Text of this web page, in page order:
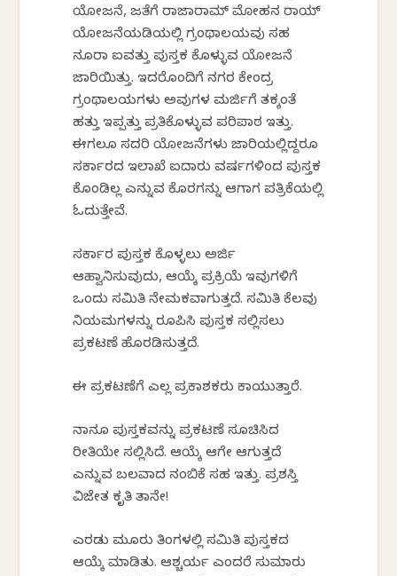
ಯೋಜನೆ, ಜತೆಗೆ ರಾಜಾರಾಮ್ ಮೋಹನ ರಾಯ್
ಯೋಜನೆಯಡಿಯಲ್ಲಿ ಗ್ರಂಥಾಲಯವು ಸಹ
ನೂರಾ ಐವತ್ತು ಪುಸ್ತಕ ಕೊಳ್ಳುವ ಯೋಜನೆ
ಜಾರಿಯಿತ್ತು. ಇದರೊಂದಿಗೆ ನಗರ ಕೇಂದ್ರ
ಗ್ರಂಥಾಲಯಗಳು ಅವುಗಳ ಮರ್ಜಿಗೆ ತಕ್ಕಂತೆ
ಹತ್ತು ಇಪ್ಪತ್ತು ಪ್ರತಿಕೊಳ್ಳುವ ಪರಿಪಾಠ ಇತ್ತು.
ಈಗಲೂ ಸದರಿ ಯೋಜನೆಗಳು ಜಾರಿಯಲ್ಲಿದ್ದರೂ
ಸರ್ಕಾರದ ಇಲಾಖೆ ಐದಾರು ವರ್ಷಗಳಿಂದ ಪುಸ್ತಕ
ಕೊಂಡಿಲ್ಲ ಎನ್ನುವ ಕೊರಗನ್ನು ಆಗಾಗ ಪತ್ರಿಕೆಯಲ್ಲಿ
ಓದುತ್ತೇವೆ.
ಸರ್ಕಾರ ಪುಸ್ತಕ ಕೊಳ್ಳಲು ಅರ್ಜಿ
ಆಹ್ವಾನಿಸುವುದು, ಆಯ್ಕೆ ಪ್ರಕ್ರಿಯೆ ಇವುಗಳಿಗೆ
ಒಂದು ಸಮಿತಿ ನೇಮಕವಾಗುತ್ತದೆ. ಸಮಿತಿ ಕೆಲವು
ನಿಯಮಗಳನ್ನು ರೂಪಿಸಿ ಪುಸ್ತಕ ಸಲ್ಲಿಸಲು
ಪ್ರಕಟಣೆ ಹೊರಡಿಸುತ್ತದೆ.
ಈ ಪ್ರಕಟಣೆಗೆ ಎಲ್ಲ ಪ್ರಕಾಶಕರು ಕಾಯುತ್ತಾರೆ.
ನಾನೂ ಪುಸ್ತಕವನ್ನು ಪ್ರಕಟಣೆ ಸೂಚಿಸಿದ
ರೀತಿಯೇ ಸಲ್ಲಿಸಿದೆ. ಆಯ್ಕೆ ಆಗೇ ಆಗುತ್ತದೆ
ಎನ್ನುವ ಬಲವಾದ ನಂಬಿಕೆ ಸಹ ಇತ್ತು. ಪ್ರಶಸ್ತಿ
ವಿಜೇತ ಕೃತಿ ತಾನೇ!
ಎರಡು ಮೂರು ತಿಂಗಳಲ್ಲಿ ಸಮಿತಿ ಪುಸ್ತಕದ
ಆಯ್ಕೆ ಮಾಡಿತು. ಆಶ್ಚರ್ಯ ಎಂದರೆ ಸುಮಾರು